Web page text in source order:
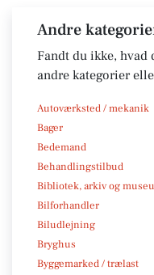
Andre
Fandt du ikke, hvad
andre kategorier
Autoværksted / mekanik
Bager
Bedemand
Behandlingstilbud
Bibliotek, arkiv og
Bilforhandler
Biludlejning
Bryghus
Byggemarked / trælast